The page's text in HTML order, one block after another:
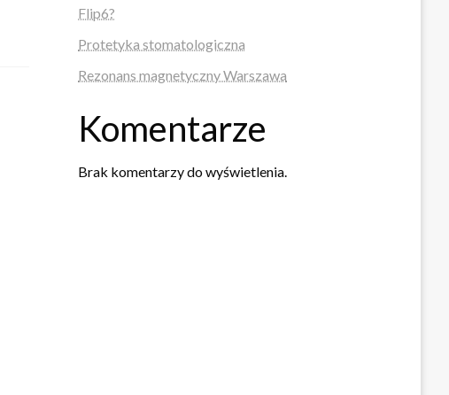
Flip6?
Protetyka stomatologiczna
Rezonans magnetyczny Warszawa
Komentarze
Brak komentarzy do wyświetlenia.